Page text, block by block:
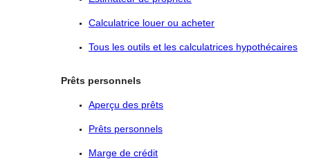
Calculatrice louer ou acheter
Tous les outils et les calculatrices hypothécaires
Prêts personnels
Aperçu des prêts
Prêts personnels
Marge de crédit